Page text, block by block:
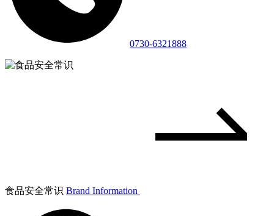
0730-6321888
食品安全常识 Brand Information